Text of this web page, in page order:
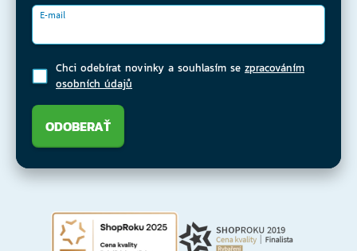
E-mail
Chci odebírat novinky a souhlasím se zpracováním
osobních údajů
ODOBERAŤ